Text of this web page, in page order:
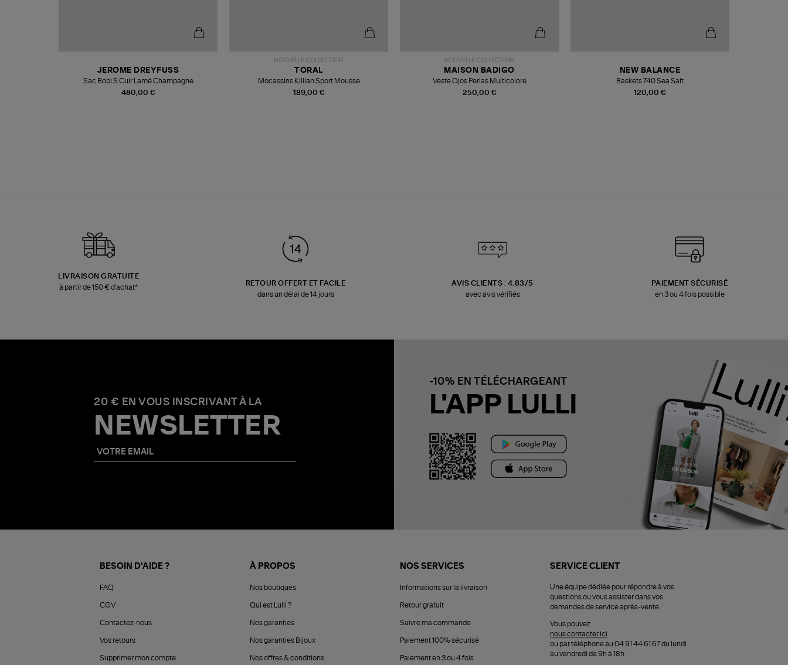
480,00 €
JEROME DREYFUSS
Sac Bobi S Cuir Lamé Champagne
NOUVELLE COLLECTION
189,00 €
TORAL
Mocassins Killian Sport Mousse
NOUVELLE COLLECTION
250,00 €
MAISON BADIGO
Veste Ojos Perlas Multicolore
120,00 €
NEW BALANCE
Baskets 740 Sea Salt
LIVRAISON GRATUITE
à partir de 150 € d'achat*
RETOUR OFFERT ET FACILE
dans un délai de 14 jours
AVIS CLIENTS : 4.83/5
avec avis vérifiés
PAIEMENT SÉCURISÉ
en 3 ou 4 fois possible
20 € EN VOUS INSCRIVANT À LA
NEWSLETTER
-10% EN TÉLÉCHARGEANT
L'APP LULLI
BESOIN D'AIDE ?
FAQ
CGV
Contactez-nous
Vos retours
Supprimer mon compte
À PROPOS
Nos boutiques
Qui est Lulli ?
Nos garanties
Nos garanties Bijoux
Nos offres & conditions
NOS SERVICES
Informations sur la livraison
Retour gratuit
Suivre ma commande
Paiement 100% sécurisé
Paiement en 3 ou 4 fois
SERVICE CLIENT
Une équipe dédiée pour répondre à vos
questions ou vous assister dans vos
demandes de service après-vente.
Vous pouvez
nous contacter ici
ou par téléphone au 04 91 44 61 67 du lundi
au vendredi de 9h à 18h.